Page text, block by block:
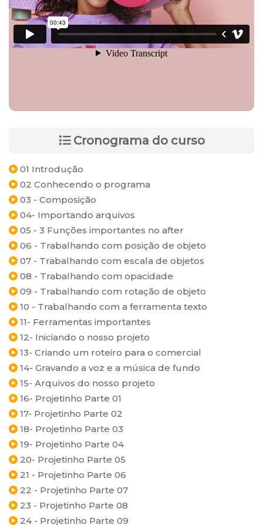
Cronograma do curso
01 Introdução
02 Conhecendo o programa
03 - Composição
04- Importando arquivos
05 - 3 Funções importantes no after
06 - Trabalhando com posição de objeto
07 - Trabalhando com escala de objetos
08 - Trabalhando com opacidade
09 - Trabalhando com rotação de objeto
10 - Trabalhando com a ferramenta texto
11- Ferramentas importantes
12- Iniciando o nosso projeto
13- Criando um roteiro para o comercial
14- Gravando a voz e a música de fundo
15- Arquivos do nosso projeto
16- Projetinho Parte 01
17- Projetinho Parte 02
18- Projetinho Parte 03
19- Projetinho Parte 04
20- Projetinho Parte 05
21 - Projetinho Parte 06
22 - Projetinho Parte 07
23 - Projetinho Parte 08
24 - Projetinho Parte 09